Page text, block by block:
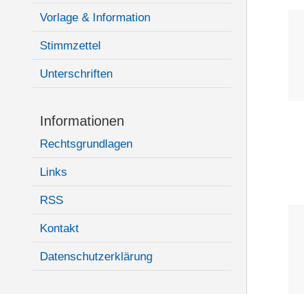
Vorlage & Information
Stimmzettel
Unterschriften
Informationen
Rechtsgrundlagen
Links
RSS
Kontakt
Datenschutzerklärung